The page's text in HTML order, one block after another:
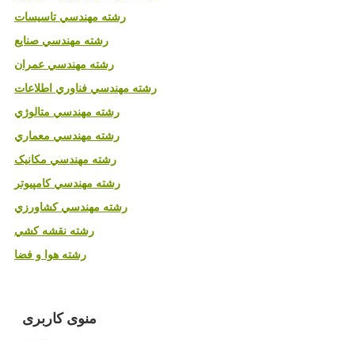
رشته مهندسي تاسيسات
رشته مهندسي صنايع
رشته مهندسي عمران
رشته مهندسي فناوري اطلاعات
رشته مهندسي متالوژي
رشته مهندسي معماري
رشته مهندسي مکانيک
رشته مهندسي کامپيوتر
رشته مهندسي کشاورزي
رشته نقشه کشي
رشته هوا و فضا
منوی کاربری